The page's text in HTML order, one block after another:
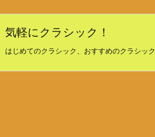
気軽にクラシック！
はじめてのクラシック、おすすめのクラシック